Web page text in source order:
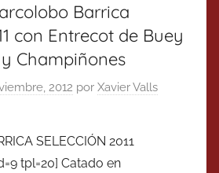
Barrica
con Entrecot de Buey
Champiñones
2012 por Xavier Valls
SELECCIÓN 2011
tpl=20] Catado en